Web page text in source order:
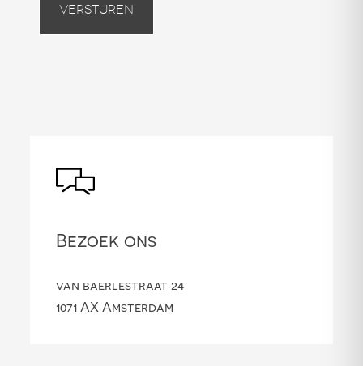
Versturen
Bezoek ons
van baerlestraat 24
1071 AX Amsterdam